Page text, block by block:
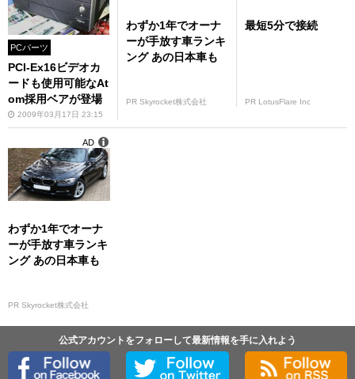
PCパーツ
PCI-Ex16ビデオカ
ードも使用可能なAt
om採用ベアが登場
2009年03月17日 23:15
わずか1年でオーナ
ーが手放す車ランキ
ング あの日本車も
PR Skyrocket株式会社
最短5分で接続
PR LotusFlare Inc
わずか1年でオーナ
ーが手放す車ランキ
ング あの日本車も
PR Skyrocket株式会社
AD
公式アカウントをフォローして最新情報を手に入れよう